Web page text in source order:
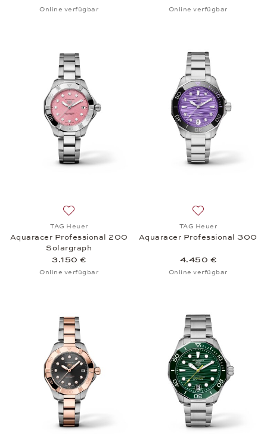
Online verfügbar Online verfügbar
TAG Heuer
Aquaracer Professional 200
Solargraph
3.150 €
Online verfügbar
TAG Heuer
Aquaracer Professional 300
4.450 €
Online verfügbar